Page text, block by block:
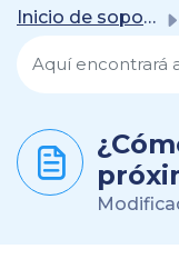
Inicio de soporte